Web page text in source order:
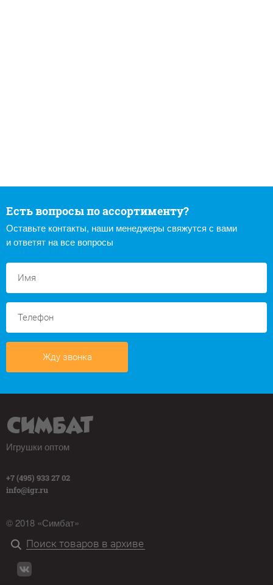
Есть вопросы по ассортименту?
Оставьте контакты, наши менеджеры свяжутся с вами
и ответят на все вопросы
Жду звонка
Игрушки оптом
+7 (495) 933 27 02
info@igr.ru
© 2018 «Симбат»